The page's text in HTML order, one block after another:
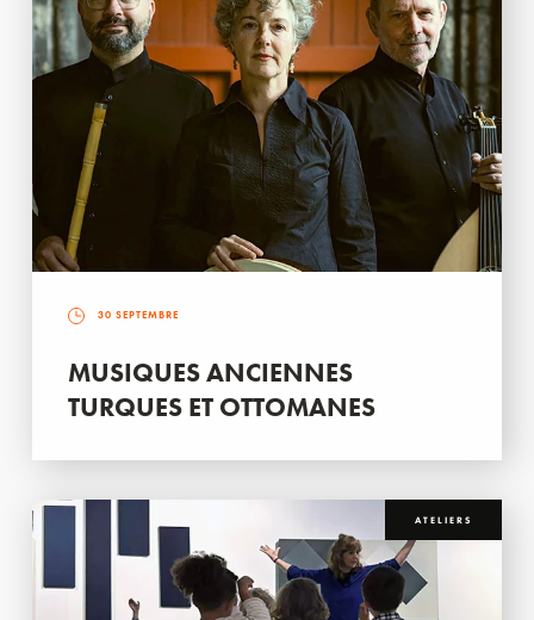
30 SEPTEMBRE
MUSIQUES ANCIENNES
TURQUES ET OTTOMANES
ATELIERS